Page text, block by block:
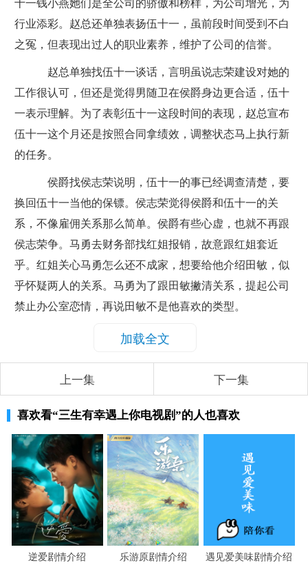
十一钱小燕她们是全公司的骄傲和榜样，为公司增光，为
行业添彩。赵总还单独表扬伍十一，虽前段时间受到不白
之冤，但表现出过人的职业素养，维护了公司的信誉。
赵总单独找伍十一谈话，言明虽说志荣建设对她的
工作很认可，但还是觉得男随卫在侯爵身边更合适，伍十
一表示理解。为了表彰伍十一这段时间的表现，赵总宣布
伍十一这个月还是按照合同拿绩效，调整状态马上执行新
的任务。
侯爵找侯志荣说明，伍十一的事已经调查清楚，要
换回伍十一当他的保镖。侯志荣觉得侯爵和伍十一的关
系，不像雇佣关系那么简单。侯爵有些心虚，也就不再跟
侯志荣争。马勇去财务部找红姐报销，故意跟红姐套近
乎。红姐关心马勇怎么还不成家，想要给他介绍田敏，似
乎怀疑两人的关系。马勇为了跟田敏撇清关系，提起公司
禁止办公室恋情，再说田敏不是他喜欢的类型。
加载全文
上一集 下一集
喜欢看“三生有幸遇上你电视剧”的人也喜欢
逆爱剧情介绍 乐游原剧情介绍 遇见爱美味剧情介绍